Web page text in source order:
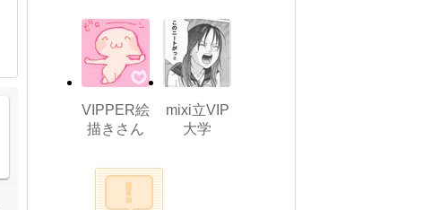
VIPPER絵
描きさん
mixi立VIP
大学